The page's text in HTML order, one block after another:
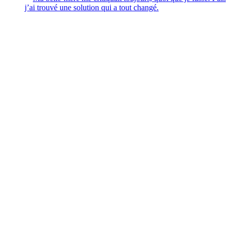
j’ai trouvé une solution qui a tout changé.